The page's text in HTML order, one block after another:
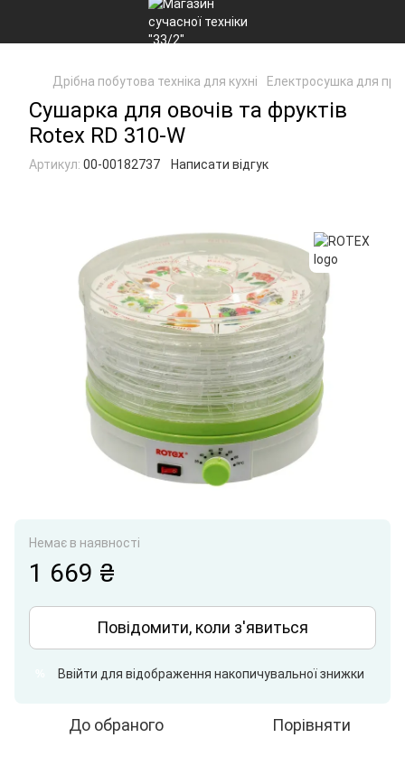
Дрібна побутова техніка для кухні Електросушка для
Сушарка для овочів та фруктів
Rotex RD 310-W
Артикул: 00-00182737 Написати відгук
Немає в наявності
1 669 ₴
Повідомити, коли з'явиться
Ввійти для відображення накопичувальної знижки
До обраного Порівняти